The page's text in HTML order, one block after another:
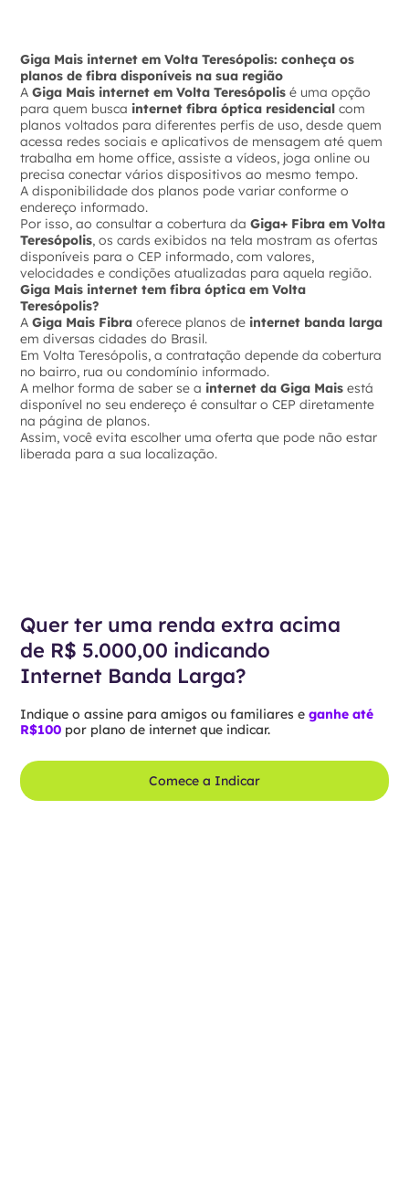
Giga Mais internet em Volta Teresópolis: conheça os
planos de fibra disponíveis na sua região
AGiga Mais internet em Volta Teresópolis é uma opção
para quem busca internet fibra óptica residencial com
planos voltados para diferentes perfis de uso, desde quem
acessa redes sociais e aplicativos de mensagem até quem
trabalha em home office, assiste a vídeos, joga online ou
precisa conectar vários dispositivos ao mesmo tempo.
A disponibilidade dos planos pode variar conforme o
endereço informado.
Por isso, ao consultar a cobertura daGiga+ Fibra em Volta
Teresópolis, os cards exibidos na tela mostram as ofertas
disponíveis para o CEP informado, com valores,
velocidades e condições atualizadas para aquela região.
Giga Mais internet tem fibra óptica em Volta
Teresópolis?
AGiga Mais Fibra oferece planos de internet banda larga
em diversas cidades do Brasil.
Em Volta Teresópolis, a contratação depende da cobertura
no bairro, rua ou condomínio informado.
A melhor forma de saber se a internet da Giga Mais está
disponível no seu endereço é consultar o CEP diretamente
na página de planos.
Assim, você evita escolher uma oferta que pode não estar
liberada para a sua localização.
Quer ter uma renda extra acima
de R$ 5.000,00 indicando
Internet Banda Larga?
Indique o assine para amigos ou familiares eganhe até
R$100 por plano de internet que indicar.
Comece a Indicar